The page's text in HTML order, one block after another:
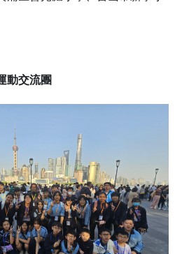
動交流團